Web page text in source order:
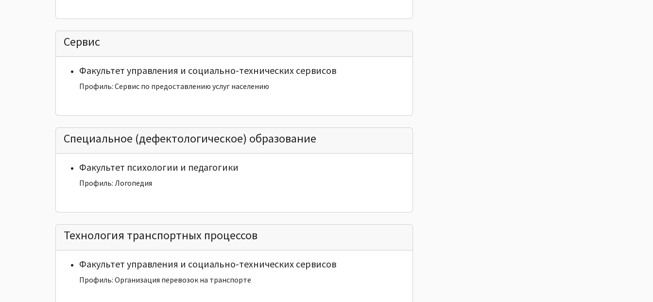
Сервис
Факультет управления и социально-технических сервисов
Профиль: Сервис по предоставлению услуг населению
Специальное (дефектологическое) образование
Факультет психологии и педагогики
Профиль: Логопедия
Технология транспортных процессов
Факультет управления и социально-технических сервисов
Профиль: Организация перевозок на транспорте